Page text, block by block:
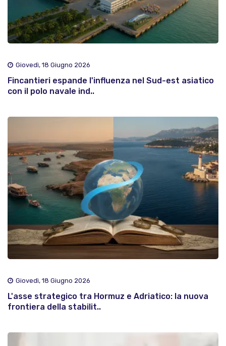
Giovedì, 18 Giugno 2026
Fincantieri espande l'influenza nel Sud-est asiatico
con il polo navale ind..
Giovedì, 18 Giugno 2026
L'asse strategico tra Hormuz e Adriatico: la nuova
frontiera della stabilit..